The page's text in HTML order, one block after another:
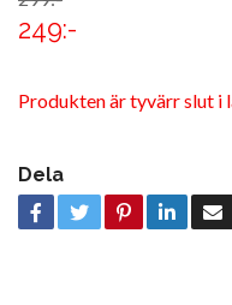
249:-
Produkten är tyvärr slut i
Dela